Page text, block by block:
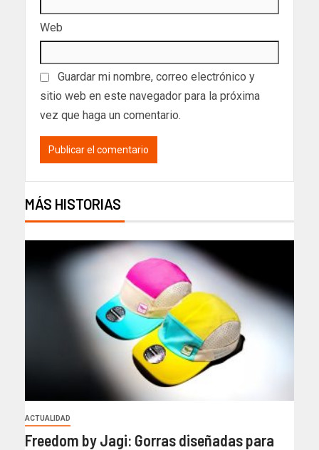
Web
Guardar mi nombre, correo electrónico y
sitio web en este navegador para la próxima
vez que haga un comentario.
MÁS HISTORIAS
ACTUALIDAD
Freedom by Jagi: Gorras diseñadas para